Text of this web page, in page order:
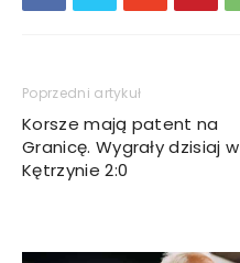
Poprzedni artykuł
Korsze mają patent na
Granicę. Wygrały dzisiaj w
Kętrzynie 2:0